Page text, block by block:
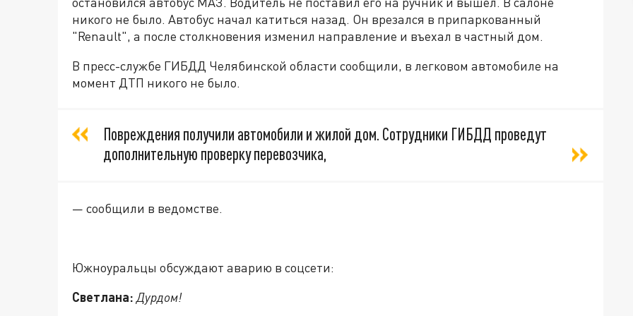
никого не было. Автобус начал катиться назад. Он врезался в припаркованный
"Renault", а после столкновения изменил направление и въехал в частный дом.
В пресс-службе ГИБДД Челябинской области сообщили, в легковом автомобиле на
момент ДТП никого не было.
Повреждения получили автомобили и жилой дом. Сотрудники ГИБДД проведут
дополнительную проверку перевозчика,
— сообщили в ведомстве.
Южноуральцы обсуждают аварию в соцсети:
Светлана: Дурдом!